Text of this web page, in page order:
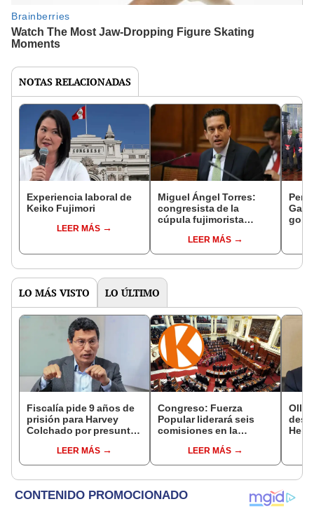
NOTAS RELACIONADAS
Experiencia laboral de
Keiko Fujimori
LEER MÁS
Miguel Ángel Torres:
congresista de la
cúpula fujimorista
del SenadoLEER MÁS
LO MÁS VISTO LO ÚLTIMO
Fiscalía pide 9 años de
prisión para Harvey
Colchado por presunta
incompatible y falsedad
ideológica
LEER MÁS
Congreso: Fuerza
Popular liderará seis
comisiones en la
LEER MÁS